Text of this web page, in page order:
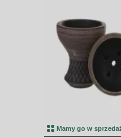
Mamy go w